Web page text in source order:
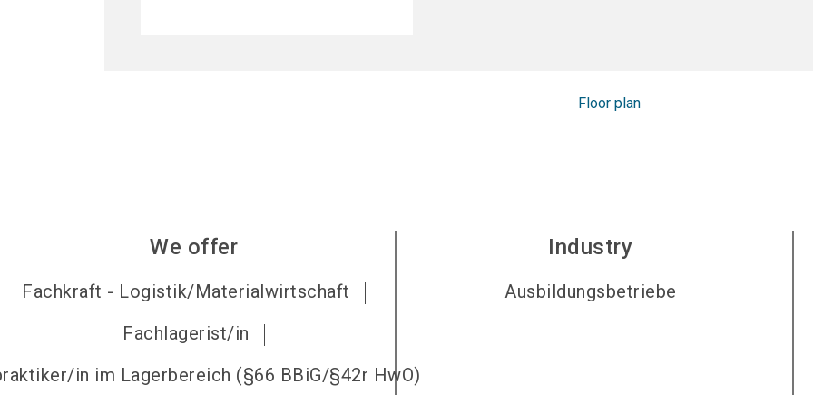
Floor plan
We offer
Fachkraft - Logistik/Materialwirtschaft
Fachlagerist/in
in im Lagerbereich (§66 BBiG/§42r HwO)
Industry
Ausbildungsbetriebe